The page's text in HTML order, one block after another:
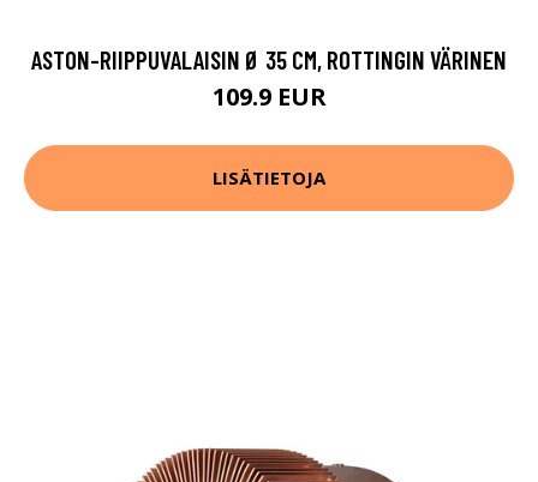
ASTON-RIIPPUVALAISIN Ø 35 CM, ROTTINGIN VÄRINEN
109.9 EUR
LISÄTIETOJA